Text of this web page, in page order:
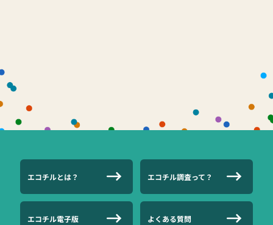
エコチルとは？ エコチル調査って？
エコチル電子版 よくある質問